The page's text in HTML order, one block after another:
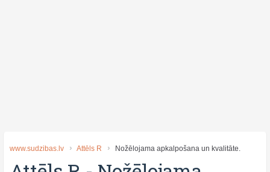
www.sudzibas.lv Attēls R Nožēlojama apkalpošana un kvalitāte.